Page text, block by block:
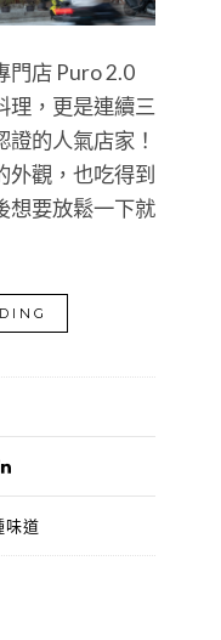
門店 Puro 2.0
理，更是連續三
的人氣店家！
外觀，也吃得到
想要放鬆一下就
味道